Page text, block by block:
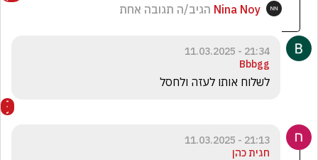
Nina Noy הגיב/ה תגובה אחת
21:34 - 11.03.2025
Bbbgg
לשלוח אותו לעזה ולחסל
21:13 - 11.03.2025
חגית כהן